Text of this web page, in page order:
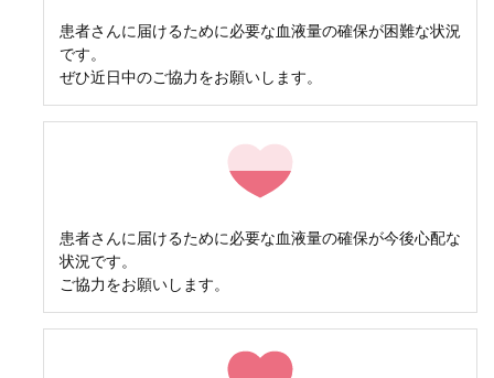
患者さんに届けるために必要な血液量の確保が困難な状況
です。
ぜひ近日中のご協力をお願いします。
患者さんに届けるために必要な血液量の確保が今後心配な
状況です。
ご協力をお願いします。